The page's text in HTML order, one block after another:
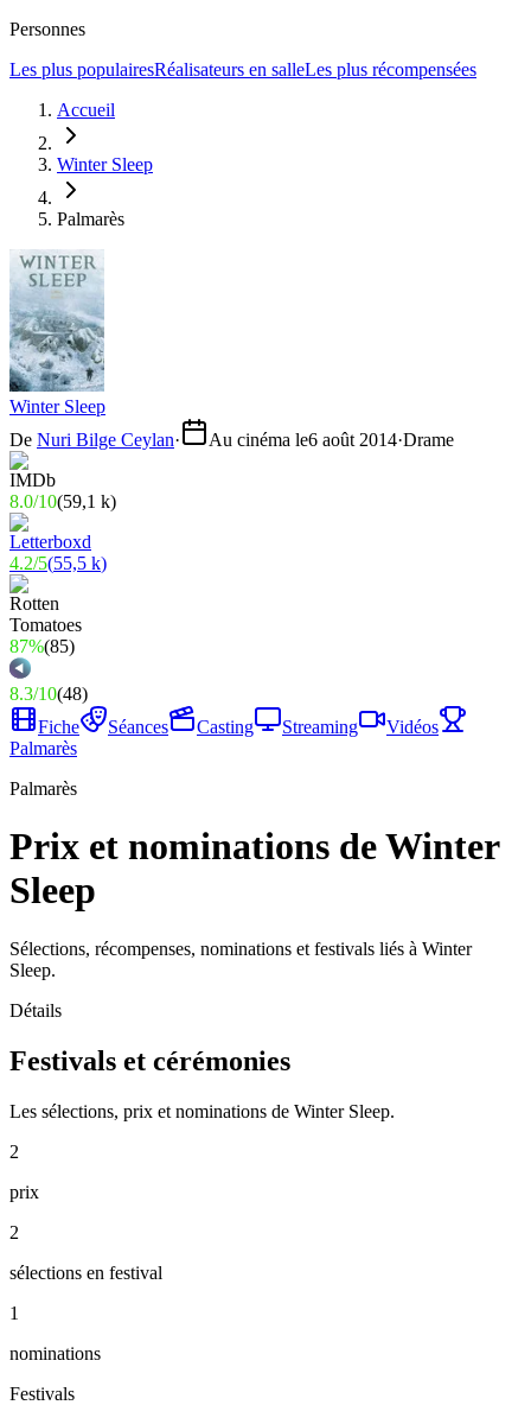
Personnes
Les plus populairesRéalisateurs en salleLes plus récompensées
Accueil
Winter Sleep
Palmarès
Winter Sleep
De Nuri Bilge Ceylan· Au cinéma le6 août 2014·Drame
8.0/10(59,1 k)
4.2/5(55,5 k)
87%(85)
8.3/10(48)
Fiche
Séances Casting Streaming
Vidéos
Palmarès
Palmarès
Prix et nominations de Winter
Sleep
Sélections, récompenses, nominations et festivals liés à Winter
Sleep.
Détails
Festivals et cérémonies
Les sélections, prix et nominations de Winter Sleep.
2
prix
2
sélections en festival
1
nominations
Festivals